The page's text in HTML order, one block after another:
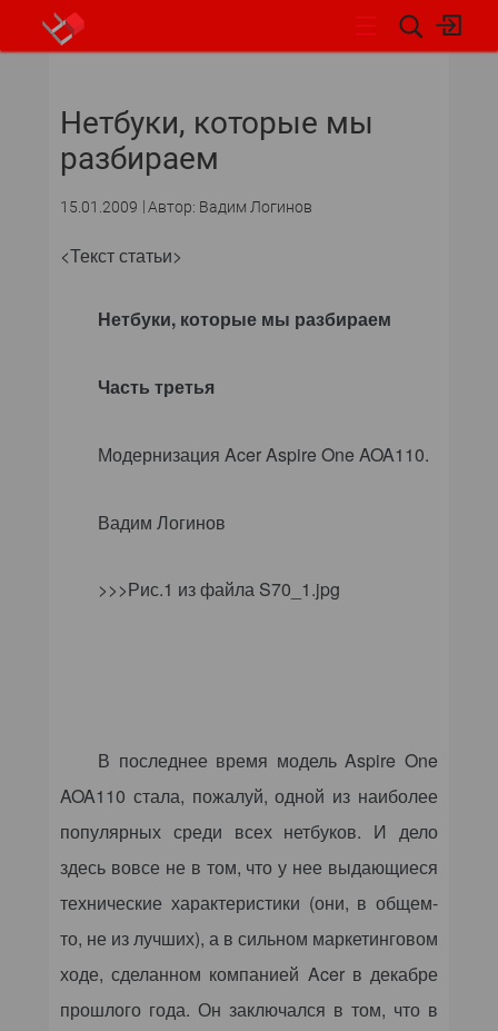
ПО И СЕРВИСЫ
Нетбуки, которые мы
разбираем
15.01.2009 Автор: Вадим Логинов
<Текст статьи>
Нетбуки, которые мы разбираем
Часть третья
МодернизацияAcerAspire One AOA110.
Вадим Логинов
>>>Рис.1 из файла S70_1.jpg
В последнее время модельAspire One
AOA110 стала, пожалуй, одной из наиболее
популярных среди всех нетбуков. И дело
здесь вовсе не в том, что у нее выдающиеся
технические характеристики (они, в общем-
то, не из лучших), а в сильном маркетинговом
ходе, сделанном компанией Acer в декабре
прошлого года. Он заключался в том, что в